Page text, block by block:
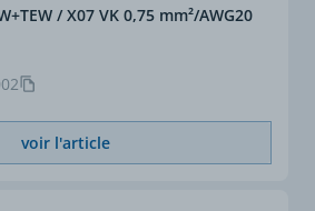
/ X07 VK 0,75 mm²/AWG20
voir l'article